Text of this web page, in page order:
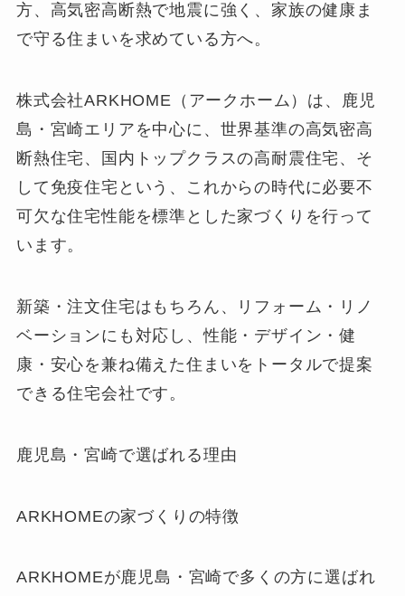
方、高気密高断熱で地震に強く、家族の健康ま
で守る住まいを求めている方へ。
株式会社ARKHOME（アークホーム）は、鹿児
島・宮崎エリアを中心に、世界基準の高気密高
断熱住宅、国内トップクラスの高耐震住宅、そ
して免疫住宅という、これからの時代に必要不
可欠な住宅性能を標準とした家づくりを行って
います。
新築・注文住宅はもちろん、リフォーム・リノ
ベーションにも対応し、性能・デザイン・健
康・安心を兼ね備えた住まいをトータルで提案
できる住宅会社です。
鹿児島・宮崎で選ばれる理由
ARKHOMEの家づくりの特徴
ARKHOMEが鹿児島・宮崎で多くの方に選ばれ